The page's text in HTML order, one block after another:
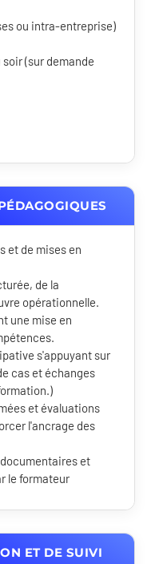
ou intra-entreprise)
(sur demande
et de mises en
de la
opérationnelle.
une mise en
s'appuyant sur
cas et échanges
et évaluations
l'ancrage des
et
le formateur
ET DE SUIVI